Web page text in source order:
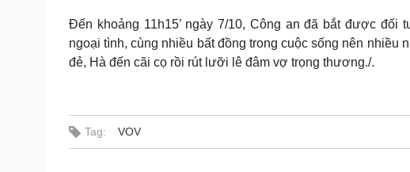
Đến khoảng 11h15’ ngày 7/10, Công an đã bắt được
ngoại tình, cùng nhiều bất đồng trong cuộc sống nên nhiều
đẻ, Hà đến cãi cọ rồi rút lưỡi lê đâm vợ trọng thương./.
Tag: VOV